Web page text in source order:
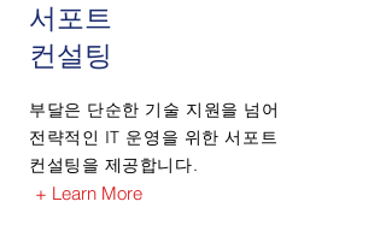
서포트
​컨설팅
부달은 단순한 기술 지원을 넘어
전략적인 IT 운영을 위한 서포트
컨설팅을 제공합니다.
+ Learn More